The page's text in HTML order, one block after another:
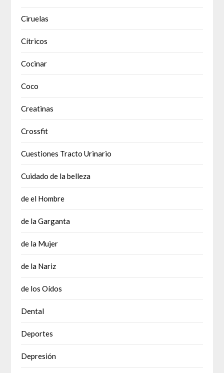
Ciruelas
Cítricos
Cocinar
Coco
Creatinas
Crossfit
Cuestiones Tracto Urinario
Cuidado de la belleza
de el Hombre
de la Garganta
de la Mujer
de la Nariz
de los Oídos
Dental
Deportes
Depresión